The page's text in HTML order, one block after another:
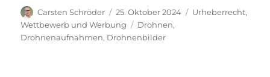
Autor
Carsten Schröder
Veröffentlicht
am
25. Oktober 2024 Kategorien
Urheberrecht,
Wettbewerb und Werbung
Schlagwörter
Drohnen,
Drohnenaufnahmen, Drohnenbilder